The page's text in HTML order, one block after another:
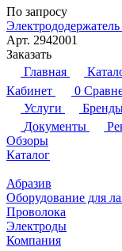
По запросу
Арт. 2942001
Заказать
Главная
Кабинет
0
Услуги
Документы
Обзоры
Каталог
Абразив
Оборудование для
Проволока
Электроды
Компания